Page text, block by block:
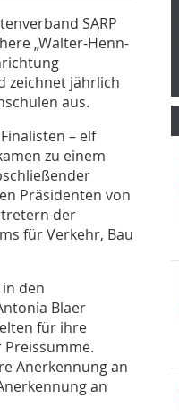
SARP
„Walter-Henn-
zeichnet jährlich
aus.
– elf
zu einem
Präsidenten von
der
für Verkehr, Bau
den
Blaer
für ihre
Preissumme.
Anerkennung an
an